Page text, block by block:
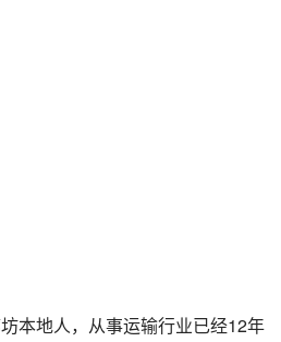
本地人，从事运输行业已经12年